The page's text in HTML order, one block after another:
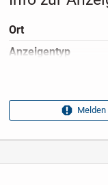
Ort
Anzeigen­typ
Anzeigen­kennung
Aufrufe dieser
Melden